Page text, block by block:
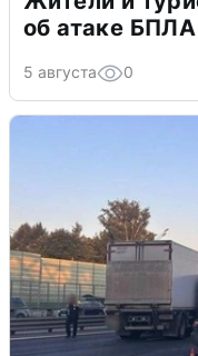
об атаке БПЛА
5 августа 0